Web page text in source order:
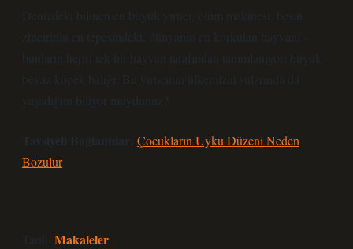
Denizdeki bilinen en büyük yırtıcı, ölüm makinesi, besin
zincirinin en tepesindeki, dünyanın en korkulan hayvanı –
bunların hepsi tek bir hayvan tarafından tanımlanıyor: büyük
beyaz köpek balığı. Bu yırtıcının ülkemizin sularında da
yaşadığını biliyor muydunuz?
Tavsiyeli Bağlantılar: Çocukların Uyku Düzeni Neden
Bozulur
Tarih: Makaleler